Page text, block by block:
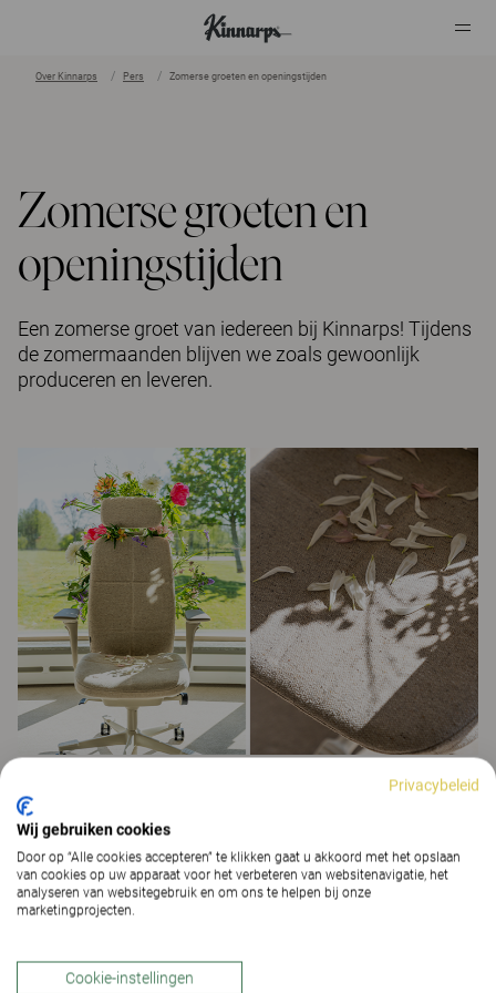
Over Kinnarps Pers Zomerse groeten en openingstijden
Zomerse groeten en
openingstijden
Een zomerse groet van iedereen bij Kinnarps! Tijdens
de zomermaanden blijven we zoals gewoonlijk
produceren en leveren.
We blijven de hele zomer open en staan voor je klaar
als je hulp nodig hebt of vragen hebt. Je kunt ons
altijd bereiken via:
Email:info@kinnarps.be
Wil je deze zomer een van onze showrooms
Privacybeleid
Wij gebruiken cookies
Door op “Alle cookies accepteren” te klikken gaat u akkoord met het opslaan
van cookies op uw apparaat voor het verbeteren van websitenavigatie, het
analyseren van websitegebruik en om ons te helpen bij onze
marketingprojecten.
Cookie-instellingen